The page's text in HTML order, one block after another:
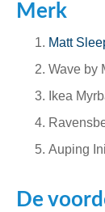
Merk
Matt
Wave by
Ikea
Auping
De